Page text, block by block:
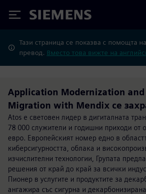
Siemens
Тази страница се показва с помощта
превод. Вместо това вижте на
Application Modernization and
Migration with Mendix се
Atos е световен лидер в дигиталната
78 000 служители и годишни приходи от
евро. Европейският номер едно в
киберсигурността, облака и
изчислителни технологии, Групата
решения от край до край за всички
Пионер в услугите и продуктите за
ангажира със сигурна и